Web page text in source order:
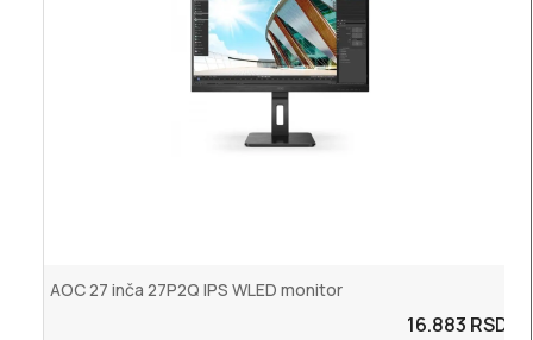
AOC 27 inča 27P2Q IPS WLED monitor
16.883 RSD.